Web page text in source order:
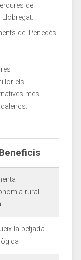
de
del ‍Penedès
els
més
rural
‍la petjada